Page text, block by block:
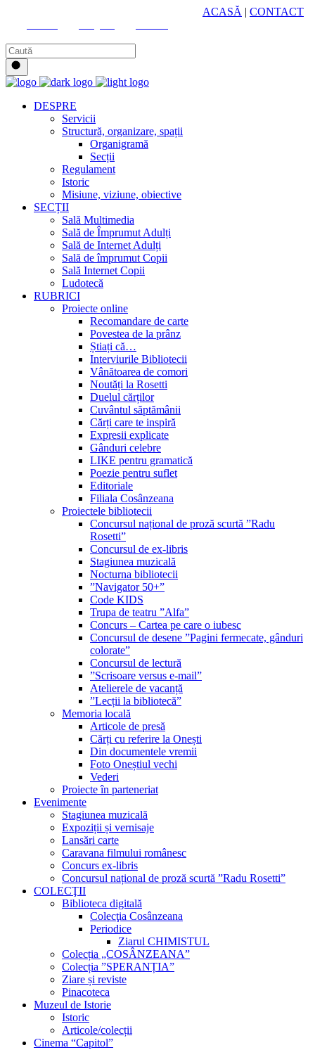
ACASĂ | CONTACT
DESPRE
Servicii
Structură, organizare, spații
Organigramă
Secții
Regulament
Istoric
Misiune, viziune, obiective
SECȚII
Sală Multimedia
Sală de Împrumut Adulți
Sală de Internet Adulți
Sală de împrumut Copii
Sală Internet Copii
Ludotecă
RUBRICI
Proiecte online
Recomandare de carte
Povestea de la prânz
Știați că…
Interviurile Bibliotecii
Vânătoarea de comori
Noutăți la Rosetti
Duelul cărților
Cuvântul săptămânii
Cărți care te inspiră
Expresii explicate
Gânduri celebre
LIKE pentru gramatică
Poezie pentru suflet
Editoriale
Filiala Cosânzeana
Proiectele bibliotecii
Concursul național de proză scurtă ”Radu
Rosetti”
Concursul de ex-libris
Stagiunea muzicală
Nocturna bibliotecii
”Navigator 50+”
Code KIDS
Trupa de teatru ”Alfa”
Concurs – Cartea pe care o iubesc
Concursul de desene ”Pagini fermecate, gânduri
colorate”
Concursul de lectură
”Scrisoare versus e-mail”
Atelierele de vacanță
”Lecții la bibliotecă”
Memoria locală
Articole de presă
Cărți cu referire la Onești
Din documentele vremii
Foto Oneștiul vechi
Vederi
Proiecte în parteneriat
Evenimente
Stagiunea muzicală
Expoziții și vernisaje
Lansări carte
Caravana filmului românesc
Concurs ex-libris
Concursul național de proză scurtă ”Radu Rosetti”
COLECŢII
Biblioteca digitală
Colecţia Cosânzeana
Periodice
Ziarul CHIMISTUL
Colecția „COSÂNZEANA”
Colecția ”SPERANȚIA”
Ziare și reviste
Pinacoteca
Muzeul de Istorie
Istoric
Articole/colecții
Cinema “Capitol”